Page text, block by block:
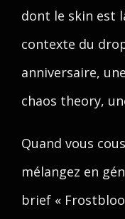
dont le skin est
contexte du
anniversaire,
chaos theory,
Quand vous
mélangez en
brief «